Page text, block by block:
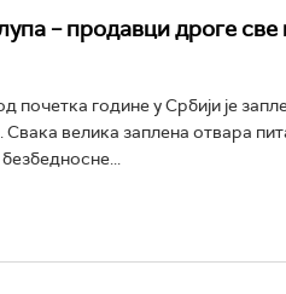
– продавци дроге све
почетка године у Србији је
Свака велика заплена отвара